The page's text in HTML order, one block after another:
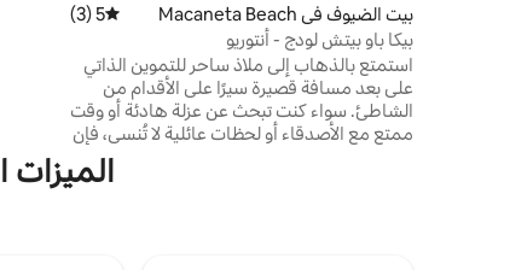
بيت الضيوف في Macaneta Beach متوسط التقييم 5 من 5، 3 مراجعات
5 (3)
بيكا باو بيتش لودج - أنتوريو
استمتع بالذهاب إلى ملاذ ساحر للتموين الذاتي
على بعد مسافة قصيرة سيرًا على الأقدام من
الشاطئ. سواء كنت تبحث عن عزلة هادئة أو وقت
ممتع مع الأصدقاء أو لحظات عائلية لا تُنسى، فإن
ملاذنا يوفر المكان المثالي للاسترخاء وتجديد
طاقتك. تم تجهيز وحدتنا المريحة بالكامل لتقديمالميزات